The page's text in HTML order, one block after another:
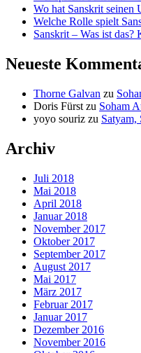
Wo hat Sanskrit seinen
Welche Rolle spielt
Sanskrit – Was ist
Neueste
Thorne Galvan zu
Doris Fürst zu Soham
yoyo souriz zu Satyam,
Archiv
Juli 2018
Mai 2018
April 2018
Januar 2018
November 2017
Oktober 2017
September 2017
August 2017
Mai 2017
März 2017
Februar 2017
Januar 2017
Dezember 2016
November 2016